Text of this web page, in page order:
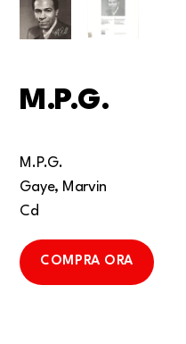
M.P.G.
M.P.G.
Gaye, Marvin
Cd
COMPRA ORA